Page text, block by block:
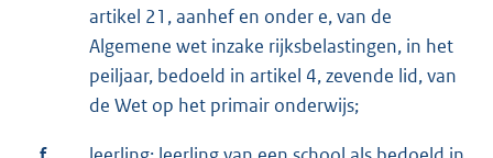
artikel 21, aanhef en onder e, van de
Algemene wet inzake rijksbelastingen, in het
peiljaar, bedoeld in artikel 4, zevende lid, van
de Wet op het primair onderwijs;